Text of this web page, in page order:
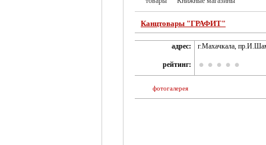
Канцтовары "ГРАФИТ"
адрес: г.Махачкала,
рейтинг:
фотогалерея